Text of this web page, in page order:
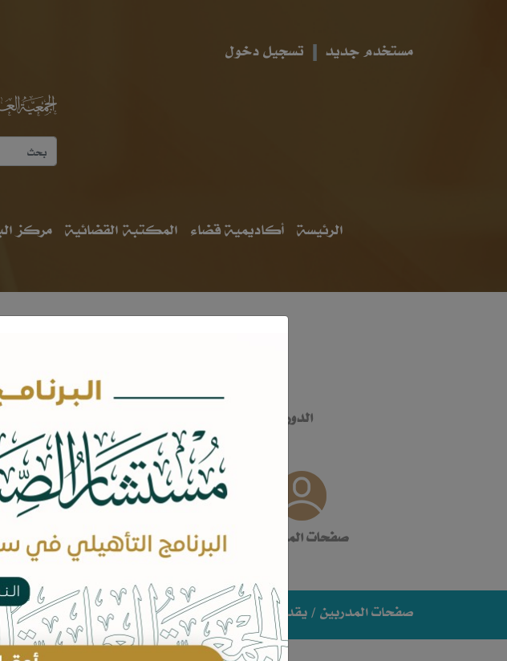
مستخدم جديد تسجيل دخول
الرئيسة أكاديمية قضاء المكتبة القضائية مركز
الدورات التدريبية
صفحات المدربين أرشيف الدورات التدريبية
صفحات المدربين / يقدمها خبراء وممارسون في مجال الزكاة